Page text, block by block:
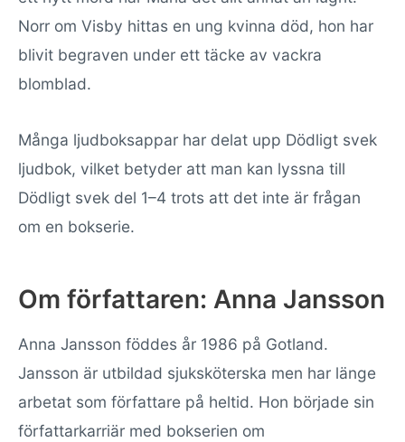
Norr om Visby hittas en ung kvinna död, hon har
blivit begraven under ett täcke av vackra
blomblad.
Många ljudboksappar har delat upp Dödligt svek
ljudbok, vilket betyder att man kan lyssna till
Dödligt svek del 1–4 trots att det inte är frågan
om en bokserie.
Om författaren: Anna Jansson
Anna Jansson föddes år 1986 på Gotland.
Jansson är utbildad sjuksköterska men har länge
arbetat som författare på heltid. Hon började sin
författarkarriär med bokserien om